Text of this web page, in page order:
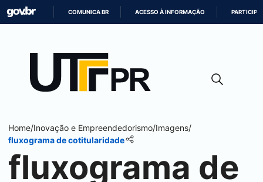
CONTEÚDO
COMUNICA BR ACESSO À INFORMAÇÃO PARTICIPE
Home/Inovação e Empreendedorismo/Imagens/
fluxograma de cotitularidade
fluxograma de